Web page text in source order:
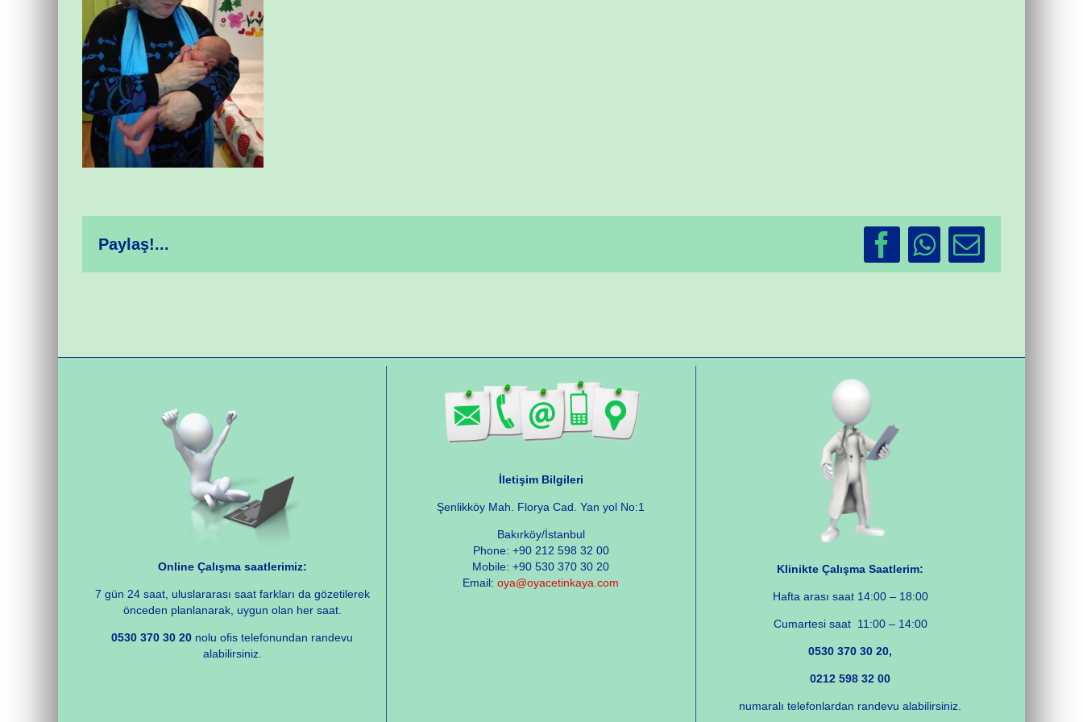
Paylaş!... Facebook
WhatsApp
Email
Online Çalışma saatlerimiz:
7 gün 24 saat, uluslararası saat farkları da gözetilerek
önceden planlanarak, uygun olan her saat.
0530 370 30 20 nolu ofis telefonundan randevu
alabilirsiniz.
İletişim Bilgileri
Şenlikköy Mah. Florya Cad. Yan yol No:1
Bakırköy/İstanbul
Phone: +90 212 598 32 00
Mobile: +90 530 370 30 20
Email:oya@oyacetinkaya.com
Klinikte Çalışma Saatlerim:
Hafta arası saat 14:00 – 18:00
Cumartesi saat 11:00 – 14:00
0530 370 30 20,
0212 598 32 00
numaralı telefonlardan randevu alabilirsiniz.